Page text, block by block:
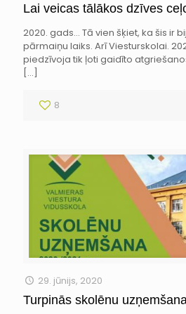
Lai veicas tālākos dzīves
2020. gads… Tā vien šķiet, ka šis ir
pārmaiņu laiks. Arī Viesturskolai.
piedzīvoja tik ļoti gaidīto
[…]
8
29. jūnijs, 2020
Turpinās skolēnu